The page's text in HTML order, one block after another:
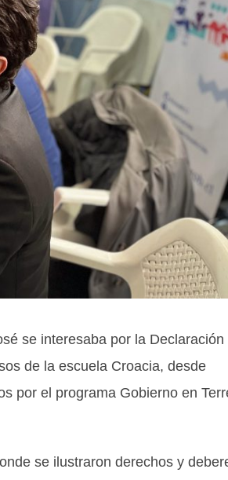
se interesaba por la Declaración
de la escuela Croacia, desde
por el programa Gobierno en
se ilustraron derechos y